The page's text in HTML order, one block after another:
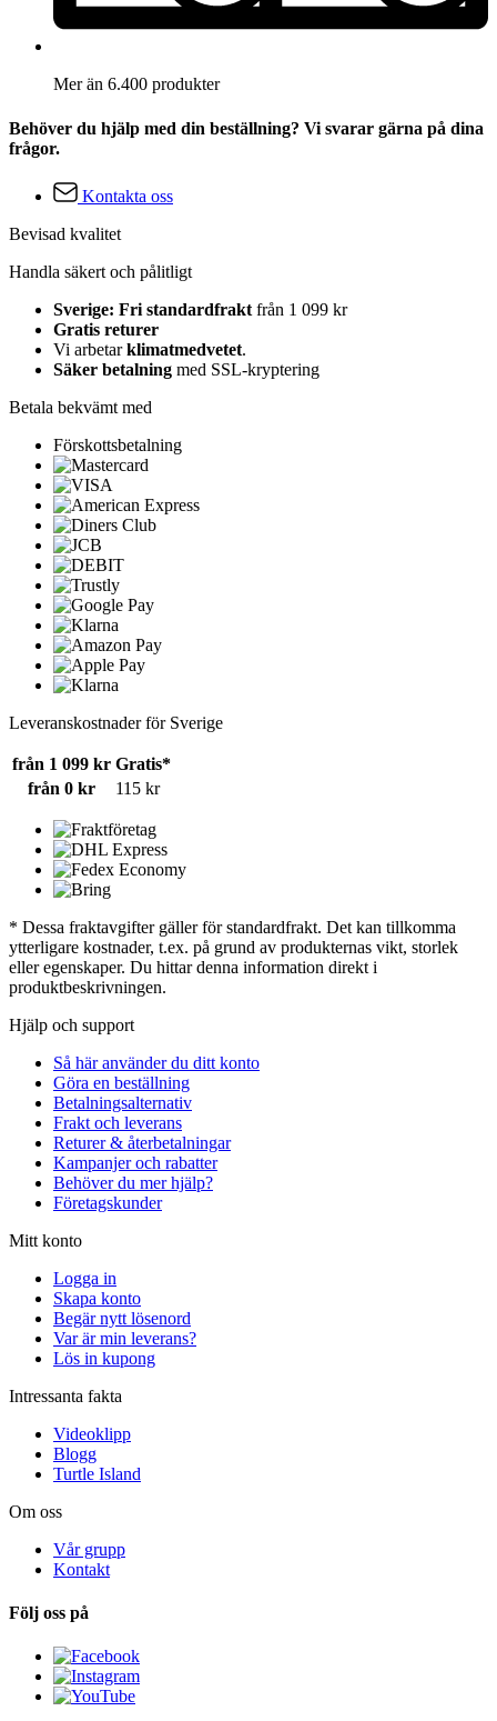
Mer än 6.400 produkter
Behöver du hjälp med din beställning? Vi svarar gärna på dina
frågor.
Kontakta oss
Bevisad kvalitet
Handla säkert och pålitligt
Sverige: Fri standardfrakt från 1 099 kr
Gratis returer
Vi arbetarklimatmedvetet.
Säker betalning med SSL-kryptering
Betala bekvämt med
Förskottsbetalning
Leveranskostnader för Sverige
från 1 099 kr Gratis*
från 0 kr
115 kr
* Dessa fraktavgifter gäller för standardfrakt. Det kan tillkomma
ytterligare kostnader, t.ex. på grund av produkternas vikt, storlek
eller egenskaper. Du hittar denna information direkt i
produktbeskrivningen.
Hjälp och support
Så här använder du ditt konto
Göra en beställning
Betalningsalternativ
Frakt och leverans
Returer & återbetalningar
Kampanjer och rabatter
Behöver du mer hjälp?
Företagskunder
Mitt konto
Logga in
Skapa konto
Begär nytt lösenord
Var är min leverans?
Lös in kupong
Intressanta fakta
Videoklipp
Blogg
Turtle Island
Om oss
Vår grupp
Kontakt
Följ oss på